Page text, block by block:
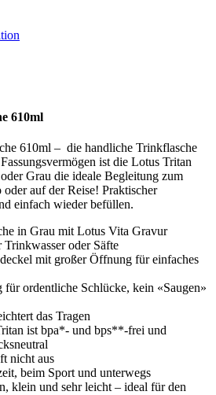
610ml
610ml – die handliche Trinkflasche
ist die Lotus Tritan
Grau die ideale Begleitung zum
auf der Reise! Praktischer
einfach wieder befüllen.
in Grau mit Lotus Vita Gravur
oder Säfte
mit großer Öffnung für einfaches
für ordentliche Schlücke, kein «Saugen»
das Tragen
ist bpa*- und bps**-frei und
nicht aus
beim Sport und unterwegs
klein und sehr leicht – ideal für den